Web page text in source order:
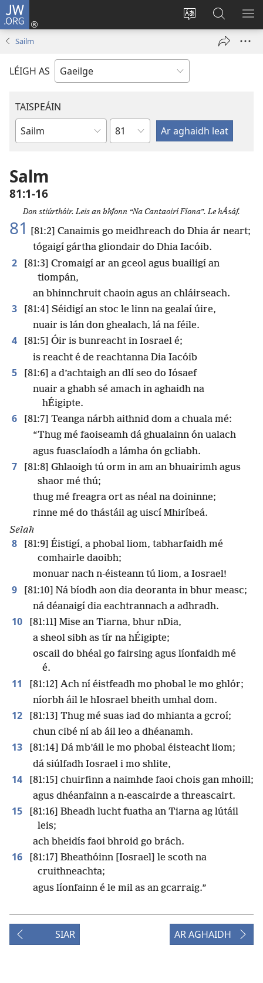
JW.ORG
Athraigh
láithreáin
Logáil
Isteach
window)
ar
JW.ORG
Sailm
LÉIGH AS
TAISPEÁIN
Leabhar
Chapter
Salm
81:1-16
Don stiúrthóir. Leis an bhfonn “Na Cantaoirí Fíona”. Le hÁsáf.
81
[81:2] Canaimis go meidhreach do Dhia ár neart;
tógaigí gártha gliondair do Dhia Iacóib.
2
[81:3] Cromaigí ar an gceol agus buailigí an
tiompán,
an bhinnchruit chaoin agus an chláirseach.
3
[81:4] Séidigí an stoc le linn na gealaí úire,
nuair is lán don ghealach, lá na féile.
4
[81:5] Óir is bunreacht in Iosrael é;
is reacht é de reachtanna Dia Iacóib
5
[81:6] a d’achtaigh an dlí seo do Iósaef
nuair a ghabh sé amach in aghaidh na
hÉigipte.
6
[81:7] Teanga nárbh aithnid dom a chuala mé:
“Thug mé faoiseamh dá ghualainn ón ualach
agus fuasclaíodh a lámha ón gcliabh.
7
[81:8] Ghlaoigh tú orm in am an bhuairimh agus
shaor mé thú;
thug mé freagra ort as néal na doininne;
rinne mé do thástáil ag uiscí Mhiríbeá.
Selah
8
[81:9] Éistigí, a phobal liom, tabharfaidh mé
comhairle daoibh;
monuar nach n-éisteann tú liom, a Iosrael!
9
[81:10] Ná bíodh aon dia deoranta in bhur measc;
ná déanaigí dia eachtrannach a adhradh.
10
[81:11] Mise an Tiarna, bhur nDia,
a sheol sibh as tír na hÉigipte;
oscail do bhéal go fairsing agus líonfaidh mé
é.
11
[81:12] Ach ní éistfeadh mo phobal le mo ghlór;
níorbh áil le hIosrael bheith umhal dom.
12
[81:13] Thug mé suas iad do mhianta a gcroí;
chun cibé ní ab áil leo a dhéanamh.
13
[81:14] Dá mb’áil le mo phobal éisteacht liom;
dá siúlfadh Iosrael i mo shlite,
14
[81:15] chuirfinn a naimhde faoi chois gan mhoill;
agus dhéanfainn a n-eascairde a threascairt.
15
[81:16] Bheadh lucht fuatha an Tiarna ag lútáil
leis;
ach bheidís faoi bhroid go brách.
16
[81:17] Bheathóinn [Iosrael] le scoth na
cruithneachta;
agus líonfainn é le mil as an gcarraig.”
SIAR AR AGHAIDH